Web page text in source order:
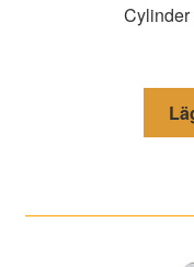
Cylinder